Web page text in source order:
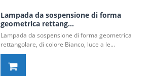
Lampada da sospensione di forma
geometrica rettang...
Lampada da sospensione di forma geometrica
rettangolare, di colore Bianco, luce a le...